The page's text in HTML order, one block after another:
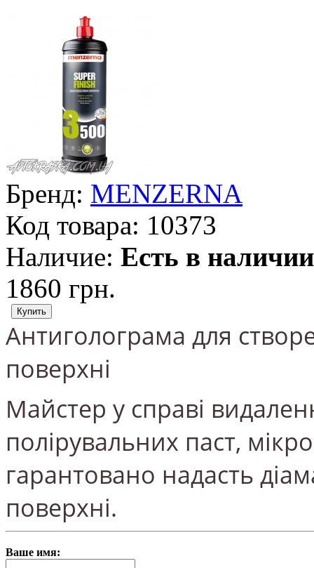
Бренд: MENZERNA
Код товара: 10373
Наличие: Есть в наличии
1860 грн.
Антиголограма для
поверхні
Майстер у справі
полірувальних паст,
гарантовано надасть
поверхні.
Ваше имя: